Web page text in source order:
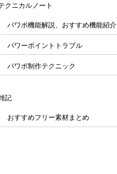
クニカルノート
パワポ機能解説、おすすめ機能紹介
パワーポイントトラブル
パワポ制作テクニック
記
おすすめフリー素材まとめ